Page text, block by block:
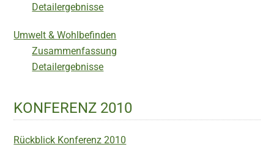
Detailergebnisse
Umwelt & Wohlbefinden
Zusammenfassung
Detailergebnisse
KONFERENZ 2010
Rückblick Konferenz 2010